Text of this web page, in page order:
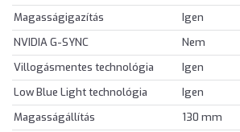
Magasságigazítás
Igen
NVIDIA G-SYNC
Nem
Villogásmentes technológia
Igen
Low Blue Light technológia
Igen
Magasságállítás
130 mm